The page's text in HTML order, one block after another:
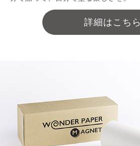
詳細はこちら